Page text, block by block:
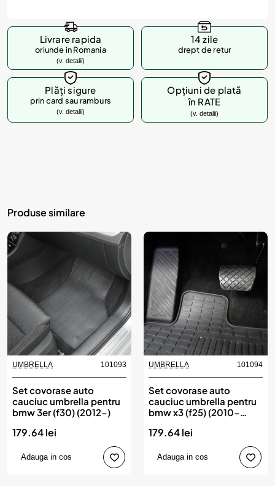
Livrare rapida
oriunde in Romania
(v. detalii)
14 zile
drept de retur
Plăți sigure
prin card sau ramburs
(v. detalii)
Opțiuni de plată
în RATE
(v. detalii)
Produse similare
UMBRELLA 101093
Set covorase auto
cauciuc umbrella pentru
bmw 3er (f30) (2012-)
179.64 lei
Adauga in cos
UMBRELLA 101094
Set covorase auto
cauciuc umbrella pentru
bmw x3 (f25) (2010-
179.64 lei
Adauga in cos